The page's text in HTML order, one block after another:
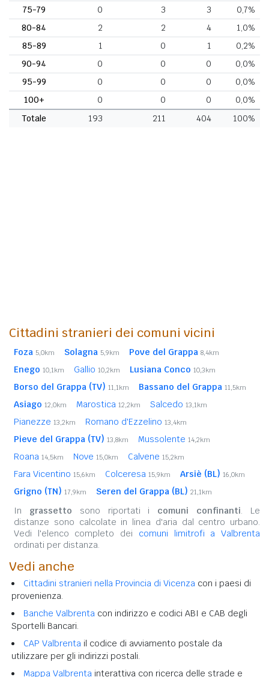
75-79
0 3 3
0,7%
80-84
2 2 4
1,0%
85-89
1 0 1
0,2%
90-94
0 0 0
0,0%
95-99
0 0 0
0,0%
100+
0 0 0
0,0%
Totale
193 211 404 100%
Cittadini stranieri dei comuni vicini
Foza 5,0km Solagna 5,9km Pove del Grappa 8,4km
Enego 10,1km Gallio 10,2km Lusiana Conco 10,3km
Borso del Grappa (TV) 11,1km Bassano del Grappa 11,5km
Asiago 12,0km Marostica 12,2km Salcedo 13,1km
Pianezze 13,2km Romano d'Ezzelino 13,4km
Pieve del Grappa (TV) 13,8km Mussolente 14,2km
Roana 14,5km Nove 15,0km Calvene 15,2km
Fara Vicentino 15,6km Colceresa 15,9km Arsiè (BL) 16,0km
Grigno (TN) 17,9km Seren del Grappa (BL) 21,1km
In grassetto sono riportati i comuni confinanti. Le
distanze sono calcolate in linea d'aria dal centro urbano.
Vedi l'elenco completo dei comuni limitrofi a Valbrenta
ordinati per distanza.
Vedi anche
Cittadini stranieri nella Provincia di Vicenza con i paesi di
provenienza.
Banche Valbrenta con indirizzo e codici ABI e CAB degli
Sportelli Bancari.
CAP Valbrenta il codice di avviamento postale da
utilizzare per gli indirizzi postali.
Mappa Valbrenta interattiva con ricerca delle strade e